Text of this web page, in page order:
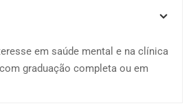
em saúde mental e na clínica
graduação completa ou em